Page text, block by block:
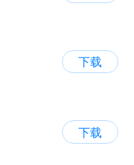
下载
下载